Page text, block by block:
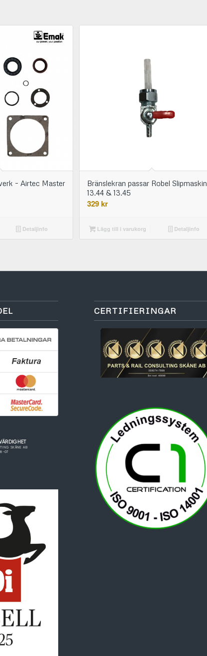
– Airtec Master
Detaljinfo
Bränslekran passar Robel Slipmaskin
13.44 & 13.45
329kr
Lägg till i varukorg Detaljinfo
CERTIFIERINGAR